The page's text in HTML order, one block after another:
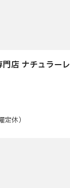
店 ナチュラーレ
休）